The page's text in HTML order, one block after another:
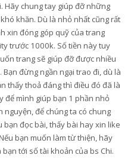
Hãy chung tay giúp đỡ những
khăn. Dù là nhỏ nhất cũng rất
xin đóng góp quỹ của trang
trước 1000k. Số tiền này tuy
trang sẽ giúp đỡ được nhiều
đừng ngần ngại trao đi, dù là
thấy thoả đáng thì điều đó đã là
để mình giúp bạn 1 phần nhỏ
để chúng ta có chung
bạn đọc bài, thấy bài hay xin like
bạn muốn làm từ thiện, hãy
tới số tài khoản của bs Chi.